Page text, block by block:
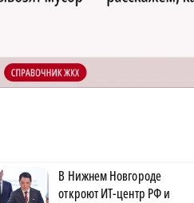
В Нижнем Новгороде
откроют ИТ-центр РФ и